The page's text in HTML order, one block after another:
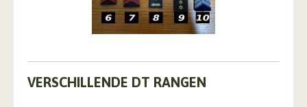
VERSCHILLENDE DT RANGEN
product